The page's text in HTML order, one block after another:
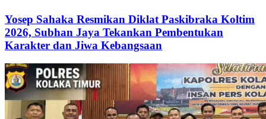
Yosep Sahaka Resmikan Diklat Paskibraka Koltim
2026, Subhan Jaya Tekankan Pembentukan
Karakter dan Jiwa Kebangsaan